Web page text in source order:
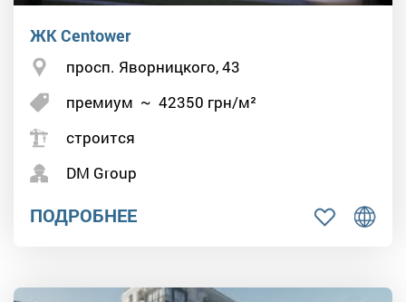
ЖК Centower
просп. Яворницкого, 43
премиум ~ 42350 грн/м²
строится
DM Group
ПОДРОБНЕЕ